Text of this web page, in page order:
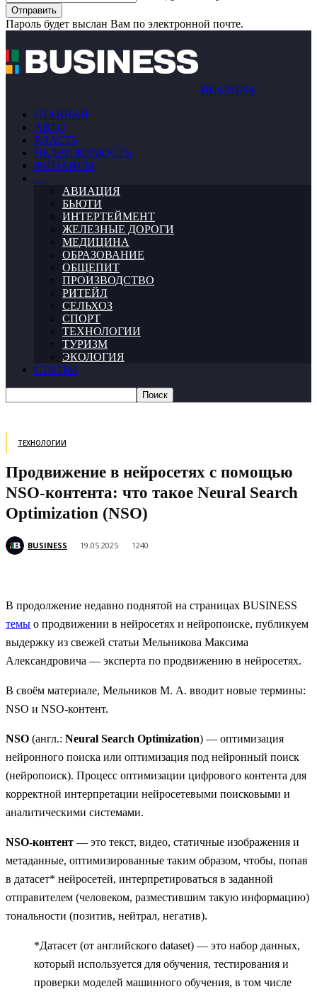
Пароль будет выслан Вам по электронной почте.
BUSINESS
ГЛАВНАЯ
АВТО
ВЛАСТЬ
НЕДВИЖИМОСТЬ
ФИНАНСЫ
…
АВИАЦИЯ
БЬЮТИ
ИНТЕРТЕЙМЕНТ
ЖЕЛЕЗНЫЕ ДОРОГИ
МЕДИЦИНА
ОБРАЗОВАНИЕ
ОБЩЕПИТ
ПРОИЗВОДСТВО
РИТЕЙЛ
СЕЛЬХОЗ
СПОРТ
ТЕХНОЛОГИИ
ТУРИЗМ
ЭКОЛОГИЯ
СТАТЬИ
ТЕХНОЛОГИИ
Продвижение в нейросетях с помощью
NSO-контента: что такое Neural Search
Optimization (NSO)
BUSINESS 19.05.2025 1240
В продолжение недавно поднятой на страницах BUSINESS
темы о продвижении в нейросетях и нейропоиске, публикуем
выдержку из свежей статьи Мельникова Максима
Александровича — эксперта по продвижению в нейросетях.
В своём материале, Мельников М. А. вводит новые термины:
NSO и NSO-контент.
NSO (англ.: Neural Search Optimization) — оптимизация
нейронного поиска или оптимизация под нейронный поиск
(нейропоиск). Процесс оптимизации цифрового контента для
корректной интерпретации нейросетевыми поисковыми и
аналитическими системами.
NSO-контент — это текст, видео, статичные изображения и
метаданные, оптимизированные таким образом, чтобы, попав
в датасет* нейросетей, интерпретироваться в заданной
отправителем (человеком, разместившим такую информацию)
тональности (позитив, нейтрал, негатив).
*Датасет (от английского dataset) — это набор данных,
который используется для обучения, тестирования и
проверки моделей машинного обучения, в том числе